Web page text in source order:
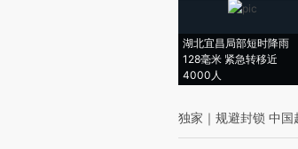
湖北宜昌局部短时降雨
128毫米 紧急转移近
4000人
独家 ｜ 规避封锁 中国